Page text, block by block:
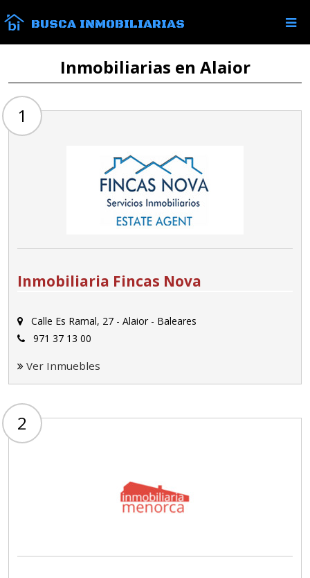
BUSCA INMOBILIARIAS
Inmobiliarias en Alaior
1
Inmobiliaria Fincas Nova
Calle Es Ramal, 27 - Alaior - Baleares
971 37 13 00
Ver Inmuebles
2